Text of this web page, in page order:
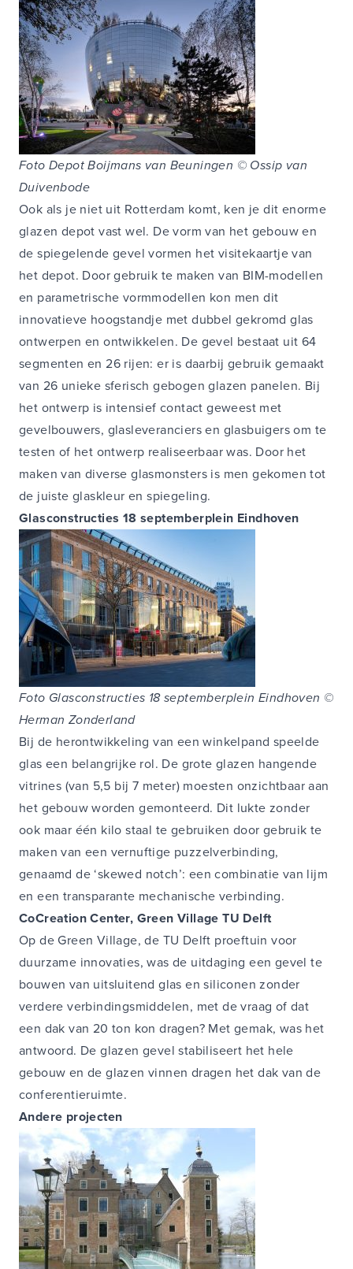
Foto Depot Boijmans van Beuningen © Ossip van
Duivenbode
Ook als je niet uit Rotterdam komt, ken je dit enorme
glazen depot vast wel. De vorm van het gebouw en
de spiegelende gevel vormen het visitekaartje van
het depot. Door gebruik te maken van BIM-modellen
en parametrische vormmodellen kon men dit
innovatieve hoogstandje met dubbel gekromd glas
ontwerpen en ontwikkelen. De gevel bestaat uit 64
segmenten en 26 rijen: er is daarbij gebruik gemaakt
van 26 unieke sferisch gebogen glazen panelen. Bij
het ontwerp is intensief contact geweest met
gevelbouwers, glasleveranciers en glasbuigers om te
testen of het ontwerp realiseerbaar was. Door het
maken van diverse glasmonsters is men gekomen tot
de juiste glaskleur en spiegeling.
Glasconstructies 18 septemberplein Eindhoven
Foto Glasconstructies 18 septemberplein Eindhoven ©
Herman Zonderland
Bij de herontwikkeling van een winkelpand speelde
glas een belangrijke rol. De grote glazen hangende
vitrines (van 5,5 bij 7 meter) moesten onzichtbaar aan
het gebouw worden gemonteerd. Dit lukte zonder
ook maar één kilo staal te gebruiken door gebruik te
maken van een vernuftige puzzelverbinding,
genaamd de ‘skewed notch’: een combinatie van lijm
en een transparante mechanische verbinding.
CoCreation Center, Green Village TU Delft
Op de Green Village, de TU Delft proeftuin voor
duurzame innovaties, was de uitdaging een gevel te
bouwen van uitsluitend glas en siliconen zonder
verdere verbindingsmiddelen, met de vraag of dat
een dak van 20 ton kon dragen? Met gemak, was het
antwoord. De glazen gevel stabiliseert het hele
gebouw en de glazen vinnen dragen het dak van de
conferentieruimte.
Andere projecten